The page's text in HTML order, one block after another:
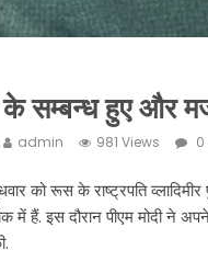
सम्बन्ध हुए और
admin 981 Views
को रूस के राष्ट्रपति
में हैं. इस दौरान पीएम मोदी ने